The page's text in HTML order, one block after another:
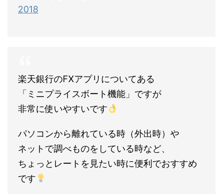
2018
楽天銀行のFXアプリについてある
「ミニプライスボート機能」ですが
非常に使いやすいです
パソコンから離れている時（外出時）や
ネットで調べものをしている時など、
ちょっとレートを見たい時に便利でおすすめ
です